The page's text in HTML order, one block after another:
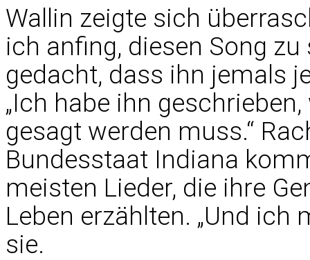
Wallin zeigte sich
ich anfing, diesen Song
gedacht, dass ihn jemals
„Ich habe ihn
gesagt werden muss.“
Bundesstaat Indiana
meisten Lieder, die ihre
Leben erzählten. „Und ich
sie.